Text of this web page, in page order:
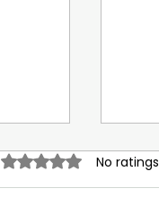
Rated 0 out of 5 stars.
No